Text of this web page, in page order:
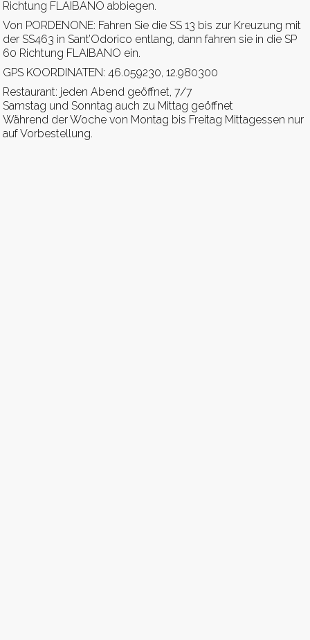
Richtung FLAIBANO abbiegen.
Von PORDENONE: Fahren Sie die SS 13 bis zur Kreuzung mit
der SS463 in Sant’Odorico entlang, dann fahren sie in die SP
60 Richtung FLAIBANO ein.
GPS KOORDINATEN: 46.059230, 12.980300
Restaurant: jeden Abend geöffnet, 7/7
Samstag und Sonntag auch zu Mittag geöffnet
Während der Woche von Montag bis Freitag Mittagessen nur
auf Vorbestellung.